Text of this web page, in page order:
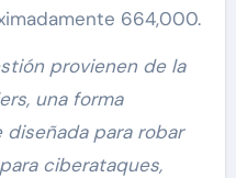
664,000.
provienen de la
una forma
diseñada para robar
ciberataques,